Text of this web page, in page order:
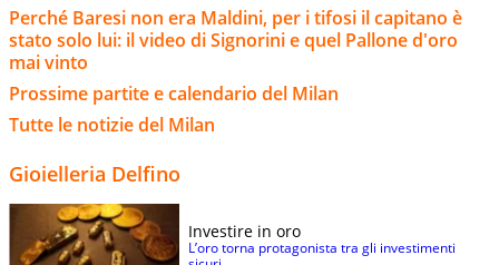
Perché Baresi non era Maldini, per i tifosi il capitano è
stato solo lui: il video di Signorini e quel Pallone d'oro
mai vinto
Prossime partite e calendario del Milan
Tutte le notizie del Milan
Gioielleria Delfino
Investire in oro
L’oro torna protagonista tra gli investimenti